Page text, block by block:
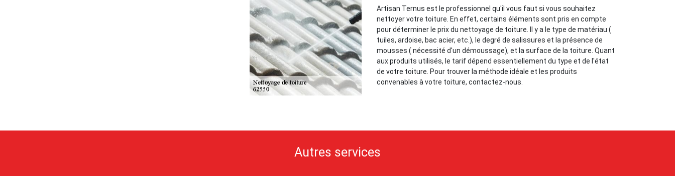
Artisan Ternus est le professionnel qu'il vous faut si vous souhaitez
nettoyer votre toiture. En effet, certains éléments sont pris en compte
pour déterminer le prix du nettoyage de toiture. Il y a le type de matériau (
tuiles, ardoise, bac acier, etc.), le degré de salissures et la présence de
mousses ( nécessité d'un démoussage), et la surface de la toiture. Quant
aux produits utilisés, le tarif dépend essentiellement du type et de l'état
de votre toiture. Pour trouver la méthode idéale et les produits
convenables à votre toiture, contactez-nous.
Autres services